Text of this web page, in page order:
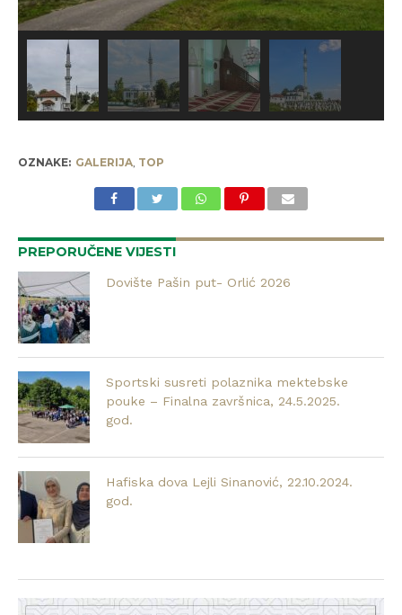
OZNAKE: GALERIJA, TOP
PREPORUČENE VIJESTI
Dovište Pašin put- Orlić 2026
Sportski susreti polaznika mektebske
pouke – Finalna završnica, 24.5.2025.
god.
Hafiska dova Lejli Sinanović, 22.10.2024.
god.